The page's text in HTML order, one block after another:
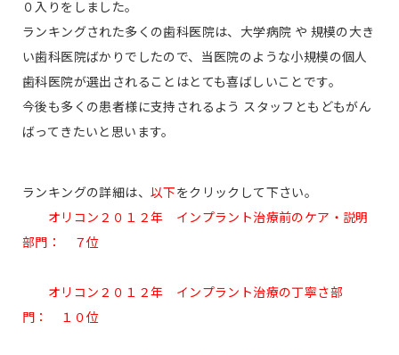
０入りをしました。
ランキングされた多くの歯科医院は、大学病院 や 規模の大き
い歯科医院ばかりでしたので、当医院のような小規模の個人
歯科医院が選出されることはとても喜ばしいことです。
今後も多くの患者様に支持されるよう スタッフともどもがん
ばってきたいと思います。
ランキングの詳細は、 以下をクリックして下さい。
オリコン２０１２年 インプラント治療前のケア・説明
部門： ７位
オリコン２０１２年 インプラント治療の丁寧さ部
門： １０位